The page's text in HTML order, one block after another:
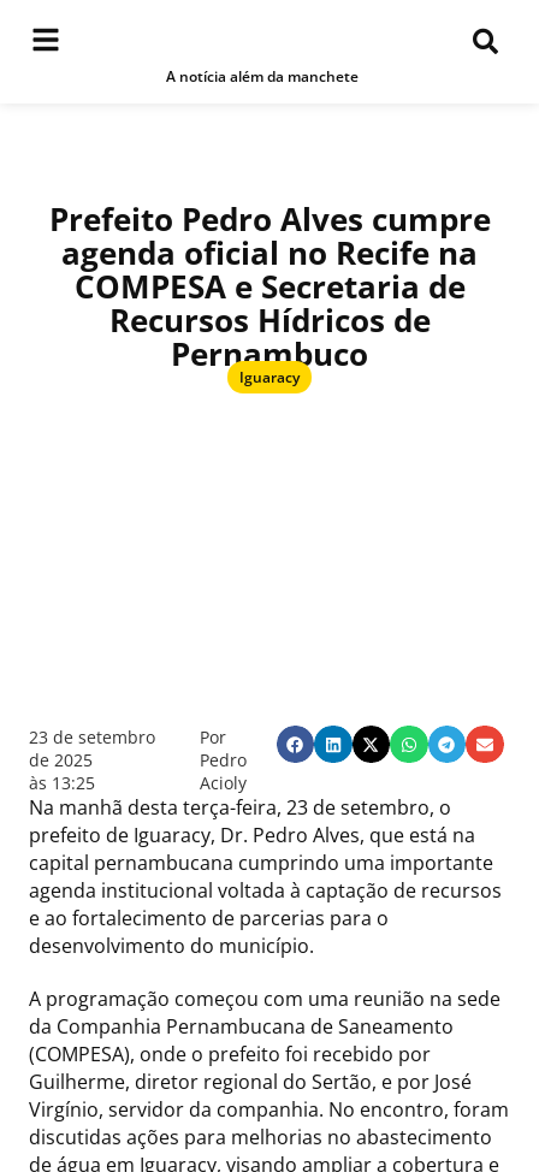
A notícia além da manchete
Prefeito Pedro Alves cumpre
agenda oficial no Recife na
COMPESA e Secretaria de
Recursos Hídricos de
Pernambuco
Iguaracy
23 de setembro
de 2025
às 13:25
Por
Pedro
Acioly
Na manhã desta terça-feira, 23 de setembro, o
prefeito de Iguaracy, Dr. Pedro Alves, que está na
capital pernambucana cumprindo uma importante
agenda institucional voltada à captação de recursos
e ao fortalecimento de parcerias para o
desenvolvimento do município.
A programação começou com uma reunião na sede
da Companhia Pernambucana de Saneamento
(COMPESA), onde o prefeito foi recebido por
Guilherme, diretor regional do Sertão, e por José
Virgínio, servidor da companhia. No encontro, foram
discutidas ações para melhorias no abastecimento
de água em Iguaracy, visando ampliar a cobertura e